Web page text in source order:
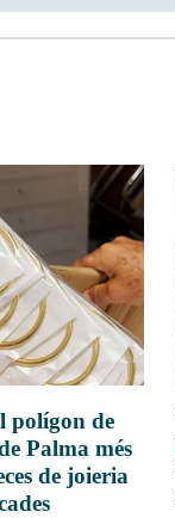
polígon de
Palma més
de joieria